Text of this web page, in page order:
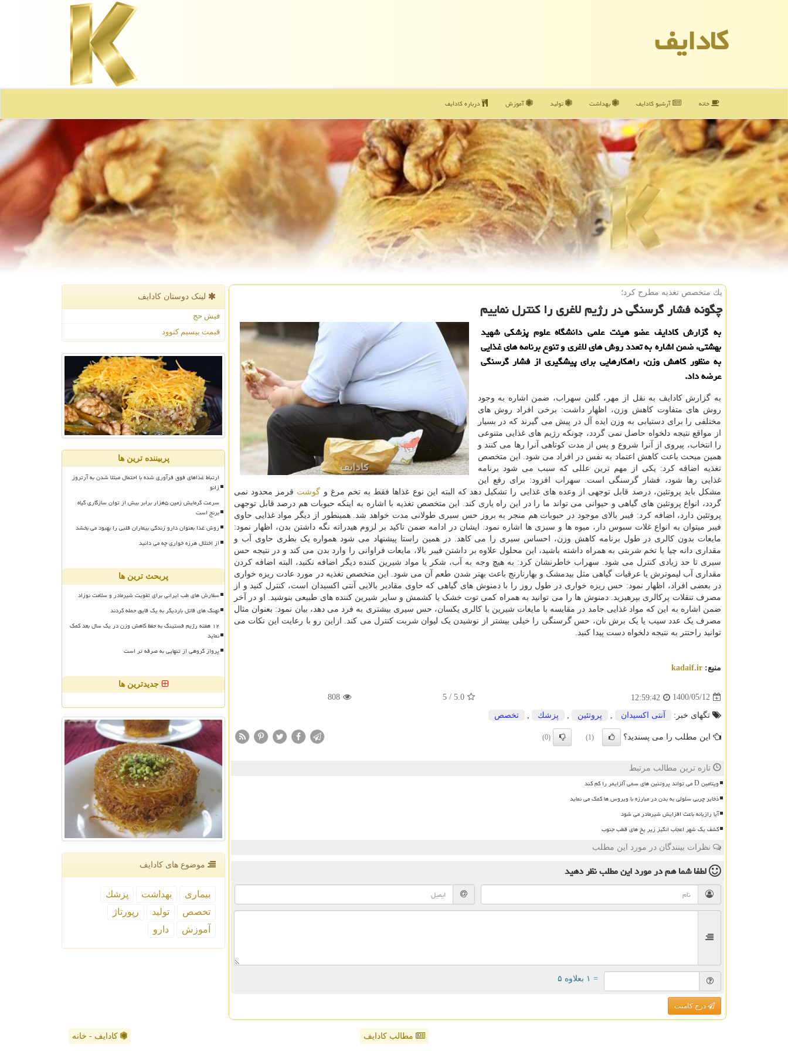
كادایف
خانه آرشیو كادایف بهداشت تولید آموزش درباره كادایف
یك متخصص تغذیه مطرح كرد؛
چگونه فشار گرسنگی در رژیم لاغری را کنترل نماییم
به گزارش کادایف عضو هیئت علمی دانشگاه علوم پزشکی شهید
بهشتی، ضمن اشاره به تعدد روش های لاغری و تنوع برنامه های غذایی
به منظور کاهش وزن، راهکارهایی برای پیشگیری از فشار گرسنگی
عرضه داد.
به گزارش کادایف به نقل از مهر، گلبن سهراب، ضمن اشاره به وجود
روش های متفاوت کاهش وزن، اظهار داشت: برخی افراد روش های
مختلفی را برای دستیابی به وزن ایده آل در پیش می گیرند که در بسیار
از مواقع نتیجه دلخواه حاصل نمی گردد، چونکه رژیم های غذایی متنوعی
را انتخاب، پیروی از آنرا شروع و پس از مدت کوتاهی آنرا رها می کنند و
همین مبحث باعث کاهش اعتماد به نفس در افراد می شود. این متخصص
تغذیه اضافه کرد: یکی از مهم ترین عللی که سبب می شود برنامه
غذایی رها شود، فشار گرسنگی است. سهراب افزود: برای رفع این
مشکل باید پروتئین، درصد قابل توجهی از وعده های غذایی را تشکیل دهد که البته این نوع غذاها فقط به تخم مرغ و گوشت قرمز محدود نمی
گردد، انواع پروتئین های گیاهی و حیوانی می تواند ما را در این راه یاری کند. این متخصص تغذیه با اشاره به اینکه حبوبات هم درصد قابل توجهی
پروتئین دارد، اضافه کرد: فیبر بالای موجود در حبوبات هم منجر به بروز حس سیری طولانی مدت خواهد شد. همینطور از دیگر مواد غذایی حاوی
فیبر میتوان به انواع غلات سبوس دار، میوه ها و سبزی ها اشاره نمود. ایشان در ادامه ضمن تاکید بر لزوم هیدراته نگه داشتن بدن، اظهار نمود:
مایعات بدون کالری در طول برنامه کاهش وزن، احساس سیری را می کاهد. در همین راستا پیشنهاد می شود همواره یک بطری حاوی آب و
مقداری دانه چیا یا تخم شربتی به همراه داشته باشید، این محلول علاوه بر داشتن فیبر بالا، مایعات فراوانی را وارد بدن می کند و در نتیجه حس
سیری تا حد زیادی کنترل می شود. سهراب خاطرنشان کرد: به هیچ وجه به آب، شکر یا مواد شیرین کننده دیگر اضافه نکنید، البته اضافه کردن
مقداری آب لیموترش یا عرقیات گیاهی مثل بیدمشک و بهارنارنج باعث بهتر شدن طعم آن می شود. این متخصص تغذیه در مورد عادت ریزه خواری
در بعضی افراد، اظهار نمود: حس ریزه خواری در طول روز را با دمنوش های گیاهی که حاوی مقادیر بالایی آنتی اکسیدان است، کنترل کنید و از
مصرف تنقلات پرکالری بپرهیزید. دمنوش ها را می توانید به همراه کمی توت خشک یا کشمش و سایر شیرین کننده های طبیعی بنوشید. او در آخر
ضمن اشاره به این که مواد غذایی جامد در مقایسه با مایعات شیرین با کالری یکسان، حس سیری بیشتری به فرد می دهد، بیان نمود: بعنوان مثال
مصرف یک عدد سیب یا یک برش نان، حس گرسنگی را خیلی بیشتر از نوشیدن یک لیوان شربت کنترل می کند. ازاین رو با رعایت این نکات می
توانید راحتتر به نتیجه دلخواه دست پیدا کنید.
منبع: kadaif.ir
1400/05/12
12:59:42
5.0
/
5
808
تگهای خبر: آنتی اكسیدان , پروتئین , پزشك , تخصص
این مطلب را می پسندید؟ (1)
(0)
تازه ترین مطالب مرتبط
ویتامین D می تواند پروتئین های سمی آلزایمر را کم کند
ذخایر چربی سلولی به بدن در مبارزه با ویروس ها کمک می نماید
آیا رازیانه باعث افزایش شیرمادر می شود
کشف یک شهر اعجاب انگیز زیر یخ های قطب جنوب
نظرات بینندگان در مورد این مطلب
لطفا شما همدر مورد این مطلبنظر دهید
= ۱ بعلاوه ۵
درج کامنت
لینک دوستان كادایف
فیش حج
قیمت بیسیم کنوود
پربیننده ترین ها
ارتباط غذاهای فوق فرآوری شده با احتمال مبتلا شدن به آرتروز
زانو
سرعت گرمایش زمین ۵هزار برابر بیش از توان سازگاری گیاه
برنج است
روش غذا بعنوان دارو زندگی بیماران قلبی را بهبود می بخشد
از اختلال هرزه خواری چه می دانید
پربحث ترین ها
سفارش های طب ایرانی برای تقویت شیرمادر و سلامت نوزاد
نهنگ های قاتل باردیگر به یک قایق حمله کردند
۱۲ هفته رژیم فستینگ به حفظ کاهش وزن در یک سال بعد کمک
نماید
پرواز گروهی از تنهایی به صرفه تر است
جدیدترین ها
موضوع های كادایف
بیماری بهداشت
پزشك
تخصص
تولید
رپورتاژ
آموزش
دارو
مطالب کادایف کادایف - خانه